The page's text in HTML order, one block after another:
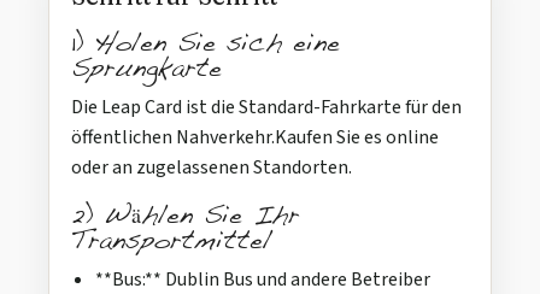
1) Holen Sie sich eine
Sprungkarte
Die Leap Card ist die Standard-Fahrkarte für den
öffentlichen Nahverkehr.Kaufen Sie es online
oder an zugelassenen Standorten.
2) Wählen Sie Ihr
Transportmittel
**Bus:** Dublin Bus und andere Betreiber